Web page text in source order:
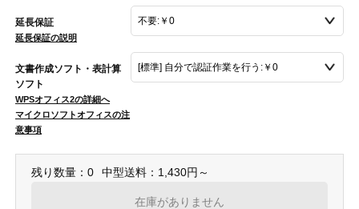
延長保証
延長保証の説明
文書作成ソフト・表計算
ソフト
WPSオフィス2の詳細へ
マイクロソフトオフィスの注
意事項
残り数量：0 中型送料：1,430円～
在庫がありません